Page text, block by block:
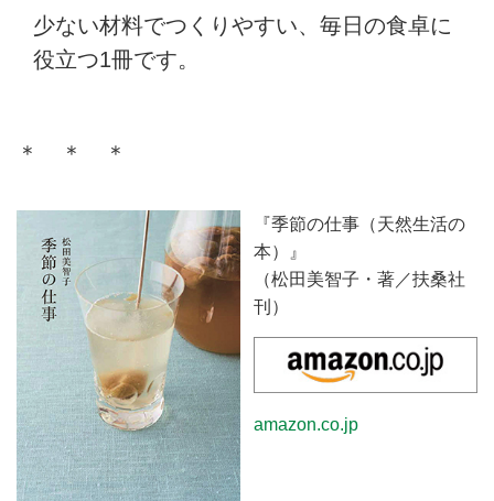
少ない材料でつくりやすい、毎日の食卓に
役立つ1冊です。
＊ ＊ ＊
『季節の仕事（天然生活の
本）』
（松田美智子・著／扶桑社
刊）
amazon.co.jp